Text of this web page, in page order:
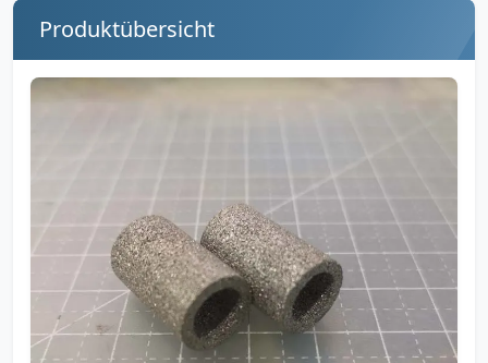
Produktübersicht